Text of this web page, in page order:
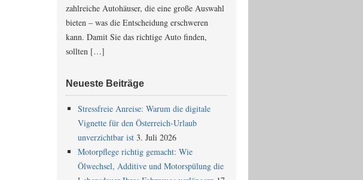
zahlreiche Autohäuser, die eine große Auswahl
bieten – was die Entscheidung erschweren
kann. Damit Sie das richtige Auto finden,
sollten […]
Neueste Beiträge
Stressfreie Anreise: Warum die digitale
Vignette für den Österreich-Urlaub
unverzichtbar ist 3. Juli 2026
Motorpflege richtig gemacht: Wie
Ölwechsel, Additive und Motorspülung die